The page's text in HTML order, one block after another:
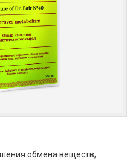
обмена веществ,